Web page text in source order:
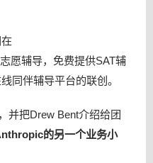
愿辅导，免费提供SAT辅
同伴辅导平台的联创。
，并把Drew Bent介绍给团
的另一个业务小